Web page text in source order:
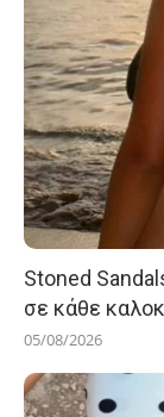
Stoned
σε κάθε
05/08/2026